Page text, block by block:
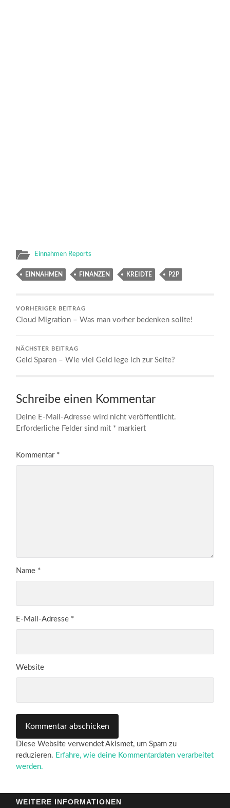
Einnahmen Reports
EINNAHMEN FINANZEN KREIDTE P2P
VORHERIGER BEITRAG
Cloud Migration – Was man vorher bedenken sollte!
NÄCHSTER BEITRAG
Geld Sparen – Wie viel Geld lege ich zur Seite?
Schreibe einen Kommentar
Deine E-Mail-Adresse wird nicht veröffentlicht.
Erforderliche Felder sind mit * markiert
Kommentar *
Name *
E-Mail-Adresse *
Website
Diese Website verwendet Akismet, um Spam zu
reduzieren. Erfahre, wie deine Kommentardaten verarbeitet
werden.
WEITERE INFORMATIONEN